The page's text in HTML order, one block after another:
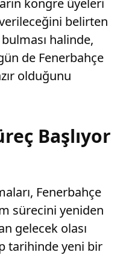
belirten
bulması halinde,
de Fenerbahçe
olduğunu
Başlıyor
Fenerbahçe
sürecini yeniden
gelecek olası
tarihinde yeni bir